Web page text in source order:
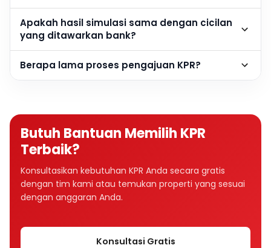
Apakah hasil simulasi sama dengan cicilan
yang ditawarkan bank?
Berapa lama proses pengajuan KPR?
Butuh Bantuan Memilih KPR
Terbaik?
Konsultasikan kebutuhan KPR Anda secara gratis
dengan tim kami atau temukan properti yang sesuai
dengan anggaran Anda.
Konsultasi Gratis